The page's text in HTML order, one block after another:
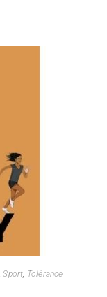
,Sport Tolérance